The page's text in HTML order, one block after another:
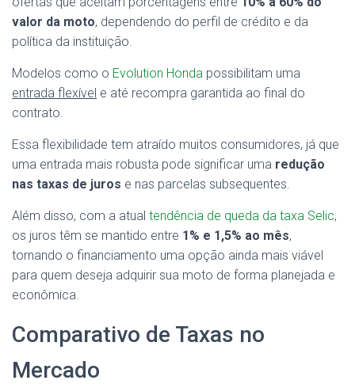
valor da moto, dependendo do perfil de crédito e da
política da instituição.
Modelos como o Evolution Honda possibilitam uma
entrada flexível e até recompra garantida ao final do
contrato.
Essa flexibilidade tem atraído muitos consumidores, já que
uma entrada mais robusta pode significar uma redução
nas taxas de juros e nas parcelas subsequentes.
Além disso, com a atual tendência de queda da taxa Selic,
os juros têm se mantido entre 1% e 1,5% ao mês,
tornando o financiamento uma opção ainda mais viável
para quem deseja adquirir sua moto de forma planejada e
econômica.
Comparativo de Taxas no
Mercado